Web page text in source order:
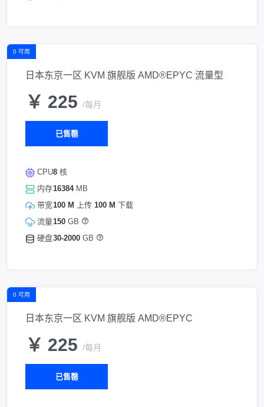
0 可用
日本东京一区 KVM 旗舰版 AMD®EPYC 流量型
￥ 225 /每月
已售罄
CPU
内存
带宽
流量
硬盘
8 核
16384MB
100 M
上传 100 M 下载
150 GB
30-2000 GB
0 可用
日本东京一区 KVM 旗舰版 AMD®EPYC
￥ 225 /每月
已售罄